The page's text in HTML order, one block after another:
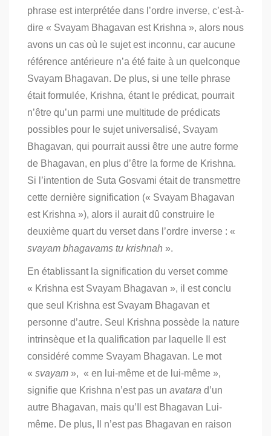
phrase est interprétée dans l’ordre inverse, c’est-à-
dire « Svayam Bhagavan est Krishna », alors nous
avons un cas où le sujet est inconnu, car aucune
référence antérieure n’a été faite à un quelconque
Svayam Bhagavan. De plus, si une telle phrase
était formulée, Krishna, étant le prédicat, pourrait
n’être qu’un parmi une multitude de prédicats
possibles pour le sujet universalisé, Svayam
Bhagavan, qui pourrait aussi être une autre forme
de Bhagavan, en plus d’être la forme de Krishna.
Si l’intention de Suta Gosvami était de transmettre
cette dernière signification (« Svayam Bhagavan
est Krishna »), alors il aurait dû construire le
deuxième quart du verset dans l’ordre inverse : «
svayam bhagavams tu krishnah ».
En établissant la signification du verset comme
« Krishna est Svayam Bhagavan », il est conclu
que seul Krishna est Svayam Bhagavan et
personne d’autre. Seul Krishna possède la nature
intrinsèque et la qualification par laquelle Il est
considéré comme Svayam Bhagavan. Le mot
« svayam », « en lui-même et de lui-même »,
signifie que Krishna n’est pas un avatara d’un
autre Bhagavan, mais qu’Il est Bhagavan Lui-
même. De plus, Il n’est pas Bhagavan en raison